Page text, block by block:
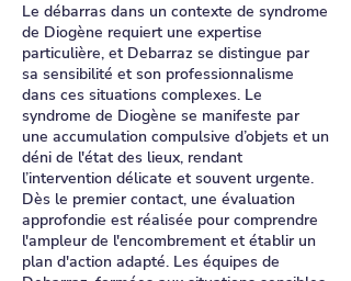
Le débarras dans un contexte de syndrome
de Diogène requiert une expertise
particulière, et Debarraz se distingue par
sa sensibilité et son professionnalisme
dans ces situations complexes. Le
syndrome de Diogène se manifeste par
une accumulation compulsive d’objets et un
déni de l'état des lieux, rendant
l’intervention délicate et souvent urgente.
Dès le premier contact, une évaluation
approfondie est réalisée pour comprendre
l'ampleur de l'encombrement et établir un
plan d'action adapté. Les équipes de